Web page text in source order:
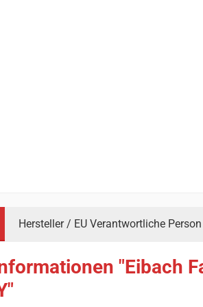
Hersteller / EU Verantwortliche Person
"Eibach